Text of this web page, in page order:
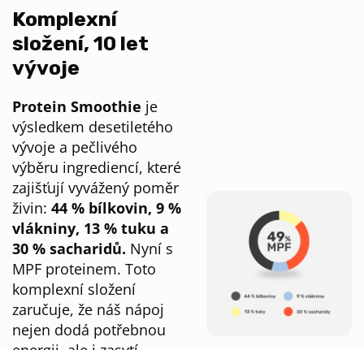
Komplexní
složení, 10 let
vývoje
Protein Smoothie je
výsledkem desetiletého
vývoje a pečlivého
výběru ingrediencí, které
zajišťují vyvážený poměr
živin: 44 % bílkovin, 9 %
vlákniny, 13 % tuku a
30 % sacharidů. Nyní s
MPF proteinem. Toto
komplexní složení
zaručuje, že náš nápoj
nejen dodá potřebnou